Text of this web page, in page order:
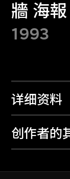
牆 海報
1993
详细资料
创作者的